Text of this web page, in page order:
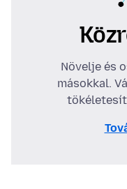
Növelje és
másokkal.